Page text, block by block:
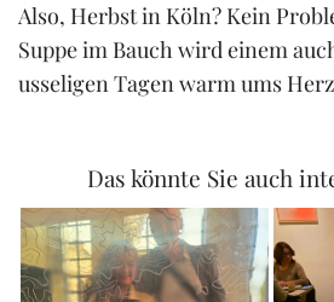
Also, Herbst in Köln? Kein
Suppe im Bauch wird einem
usseligen Tagen warm ums
Das könnte Sie auch